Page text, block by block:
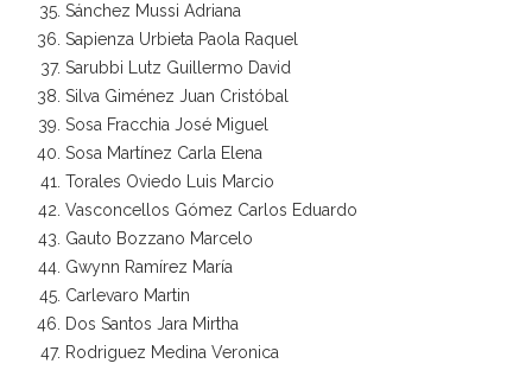
Sánchez Mussi Adriana
Sapienza Urbieta Paola Raquel
Sarubbi Lutz Guillermo David
Silva Giménez Juan Cristóbal
Sosa Fracchia José Miguel
Sosa Martínez Carla Elena
Torales Oviedo Luis Marcio
Vasconcellos Gómez Carlos Eduardo
Gauto Bozzano Marcelo
Gwynn Ramírez María
Carlevaro Martin
Dos Santos Jara Mirtha
Rodriguez Medina Veronica